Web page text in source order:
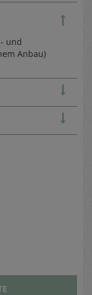
und
Anbau)